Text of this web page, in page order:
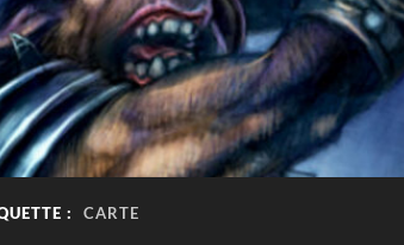
: CARTE